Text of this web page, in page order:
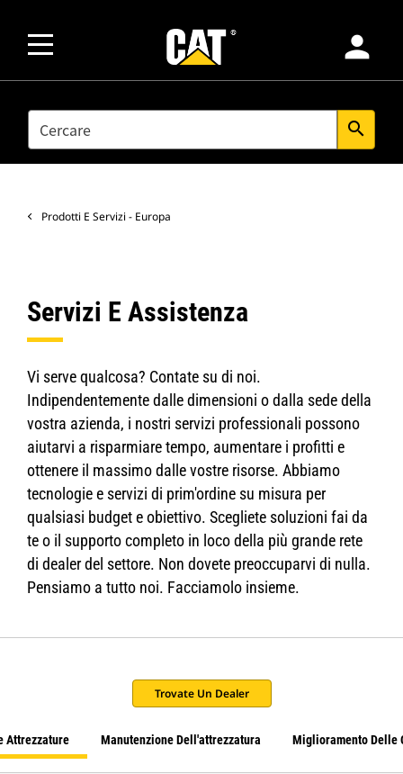
person
SEARCH search
Prodotti E Servizi - Europa
Servizi E Assistenza
Vi serve qualcosa? Contate su di noi.
Indipendentemente dalle dimensioni o dalla sede della
vostra azienda, i nostri servizi professionali possono
aiutarvi a risparmiare tempo, aumentare i profitti e
ottenere il massimo dalle vostre risorse. Abbiamo
tecnologie e servizi di prim'ordine su misura per
qualsiasi budget e obiettivo. Scegliete soluzioni fai da
te o il supporto completo in loco della più grande rete
di dealer del settore. Non dovete preoccuparvi di nulla.
Pensiamo a tutto noi. Facciamolo insieme.
Trovate Un Dealer
Attrezzature Manutenzione Dell'attrezzatura Miglioramento Delle